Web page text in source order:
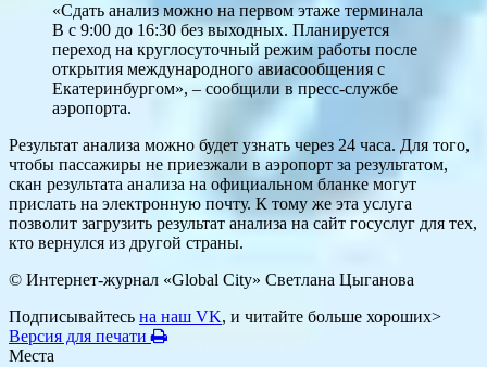
«Сдать анализ можно на первом этаже терминала
B с 9:00 до 16:30 без выходных. Планируется
переход на круглосуточный режим работы после
открытия международного авиасообщения с
Екатеринбургом», – сообщили в пресс-службе
аэропорта.
Результат анализа можно будет узнать через 24 часа. Для того,
чтобы пассажиры не приезжали в аэропорт за результатом,
скан результата анализа на официальном бланке могут
прислать на электронную почту. К тому же эта услуга
позволит загрузить результат анализа на сайт госуслуг для тех,
кто вернулся из другой страны.
© Интернет-журнал «Global City» Светлана Цыганова
Подписывайтесь на наш VK, и читайте больше хороших>
Версия для печати
Места